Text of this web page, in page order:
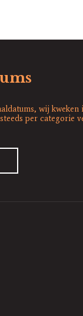
wij kweken
per categorie